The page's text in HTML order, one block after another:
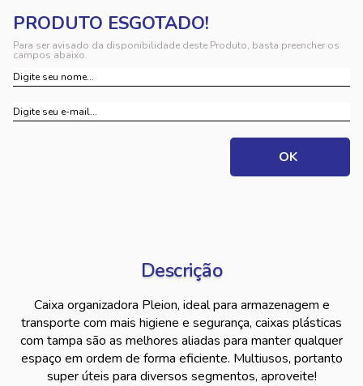
Para ser avisado da disponibilidade deste Produto, basta preencher os
campos abaixo.
Descrição
Caixa organizadora Pleion, ideal para armazenagem e
transporte com mais higiene e segurança, caixas plásticas
com tampa são as melhores aliadas para manter qualquer
espaço em ordem de forma eficiente. Multiusos, portanto
super úteis para diversos segmentos, aproveite!